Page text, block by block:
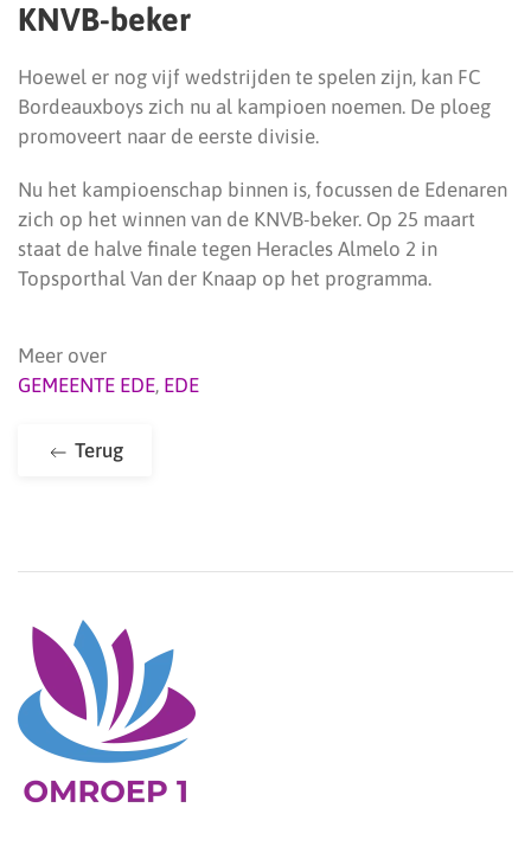
KNVB-beker
Hoewel er nog vijf wedstrijden te spelen zijn, kan FC
Bordeauxboys zich nu al kampioen noemen. De ploeg
promoveert naar de eerste divisie.
Nu het kampioenschap binnen is, focussen de Edenaren
zich op het winnen van de KNVB-beker. Op 25 maart
staat de halve finale tegen Heracles Almelo 2 in
Topsporthal Van der Knaap op het programma.
Meer over
GEMEENTE EDE, EDE
Terug